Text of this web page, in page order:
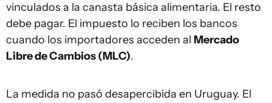
vinculados a la canasta básica alimentaria. El resto
debe pagar. El impuesto lo reciben los bancos
cuando los importadores acceden al Mercado
Libre de Cambios (MLC).
La medida no pasó desapercibida en Uruguay. El